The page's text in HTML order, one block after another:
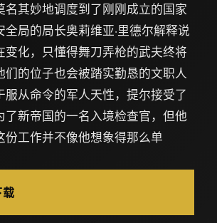
名其妙地调度到了刚刚成立的国家
全局的局长奥莉维亚·里德尔解释说
变化，只懂得舞刀弄枪的武夫终将
们的位子也会被踏实勤恳的文职人
服从命令的军人天性，提尔接受了
了新帝国的一名入境检查官，但他
份工作并不像他想象得那么单